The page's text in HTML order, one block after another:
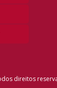
direitos